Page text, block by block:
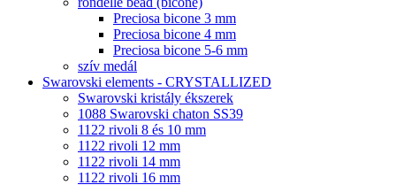
Preciosa bicone 3 mm
Preciosa bicone 4 mm
Preciosa bicone 5-6 mm
szív medál
Swarovski elements - CRYSTALLIZED
Swarovski kristály ékszerek
1088 Swarovski chaton SS39
1122 rivoli 8 és 10 mm
1122 rivoli 12 mm
1122 rivoli 14 mm
1122 rivoli 16 mm